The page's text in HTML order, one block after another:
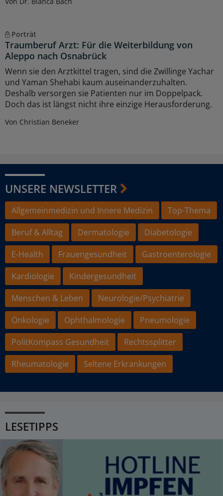
Porträt
Traumberuf Arzt: Für die Weiterbildung von
Aleppo nach Osnabrück
Wenn sie den Arztkittel tragen, sind die Zwillinge Yachar
und Yaman Shehabi kaum auseinanderzuhalten.
Deshalb versorgen sie Patienten nur im Doppelpack.
Doch das ist längst nicht ihre einzige Herausforderung.
Von Christian Beneker
UNSERE NEWSLETTER
Allgemeinmedizin und Innere Medizin
Top-Thema
Beruf & Alltag
Dermatologie
Diabetologie
E-Health
Frauengesundheit
Gastroenterologie
Kardiologie
Kindergesundheit
Menschen & Leben
Neurologie/Psychiatrie
Onkologie
Ophthalmologie
Pneumologie
PolitKompass Gesundheit
Rechtssplitter
Rheumatologie
Seltene Erkrankungen
LESETIPPS